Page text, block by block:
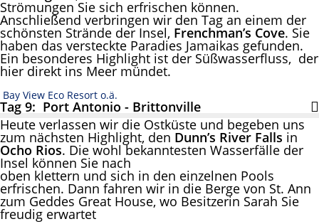
Strömungen Sie sich erfrischen können.
Anschließend verbringen wir den Tag an einem der
schönsten Strände der Insel, Frenchman’s Cove. Sie
haben das versteckte Paradies Jamaikas gefunden.
Ein besonderes Highlight ist der Süßwasserfluss, der
hier direkt ins Meer mündet.
Bay View Eco Resort o.ä.
Tag 9: Port Antonio - Brittonville
Heute verlassen wir die Ostküste und begeben uns
zum nächsten Highlight, den Dunn’s River Falls in
Ocho Rios. Die wohl bekanntesten Wasserfälle der
Insel können Sie nach
oben klettern und sich in den einzelnen Pools
erfrischen. Dann fahren wir in die Berge von St. Ann
zum Geddes Great House, wo Besitzerin Sarah Sie
freudig erwartet